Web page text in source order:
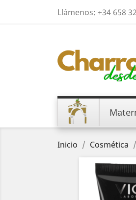
Llámenos: +34 658
Inicio Cosmética